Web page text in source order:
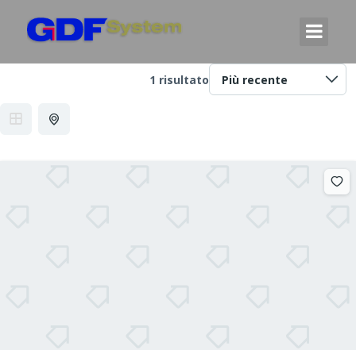
1 risultato